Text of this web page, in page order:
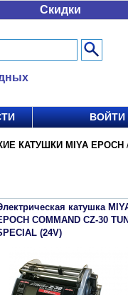
Скидки
ВОЙТИ
КАТУШКИ MIYA EPOCH
катушка
COMMAND CZ-30
(24V)